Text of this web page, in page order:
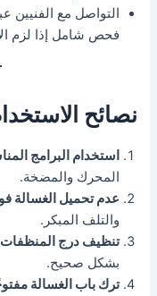
التواصل مع الفنيين
فحص شامل إذا لزم
نصائح
استخدام البرامج
المحرك والمضخة.
عدم تحميل الغسالة
والتلف المبكر.
تنظيف درج المنظفات
بشكل صحيح.
ترك باب الغسالة